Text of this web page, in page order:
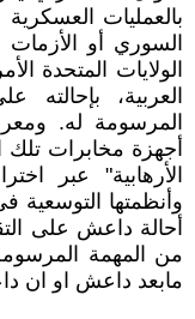
بالعمليات
السوري أو
الولايات المتحدة
العربية،
المرسومة له.
أجهزة مخابرات تلك
الأرهابية" عبر
وأنظمتها
أحالة داعش على
من المهمة
مابعد داعش او ان